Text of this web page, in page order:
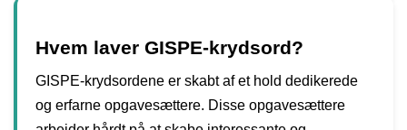
Hvem laver GISPE-krydsord?
GISPE-krydsordene er skabt af et hold dedikerede
og erfarne opgavesættere. Disse opgavesættere